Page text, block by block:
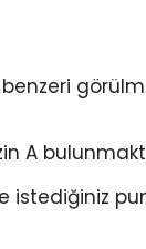
benzeri
A
istediğiniz